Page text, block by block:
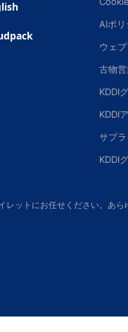
AIポリ
ウェ
古物
KDDI
KDDI
サプ
KDDI
ットにお任せください。あ